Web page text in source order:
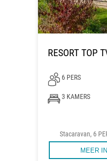
RESORT TOP
6 PERS
3 KAMERS
Stacaravan, 6
MEER